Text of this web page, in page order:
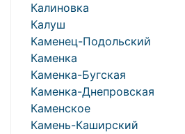
Калиновка
Калуш
Каменец-Подольский
Каменка
Каменка-Бугская
Каменка-Днепровская
Каменское
Камень-Каширский